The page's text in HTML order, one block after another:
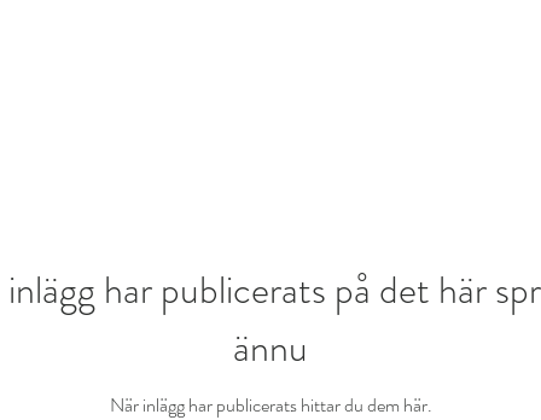
har publicerats på det här
ännu
När inlägg har publicerats hittar du dem här.